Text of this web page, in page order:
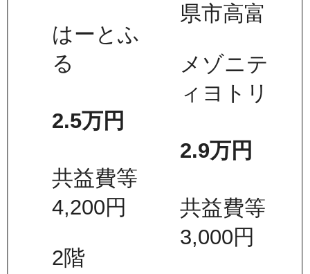
はーとふ
る
2.5万円
共益費等
4,200円
2階
県市高富
メゾニテ
ィヨトリ
2.9万円
共益費等
3,000円